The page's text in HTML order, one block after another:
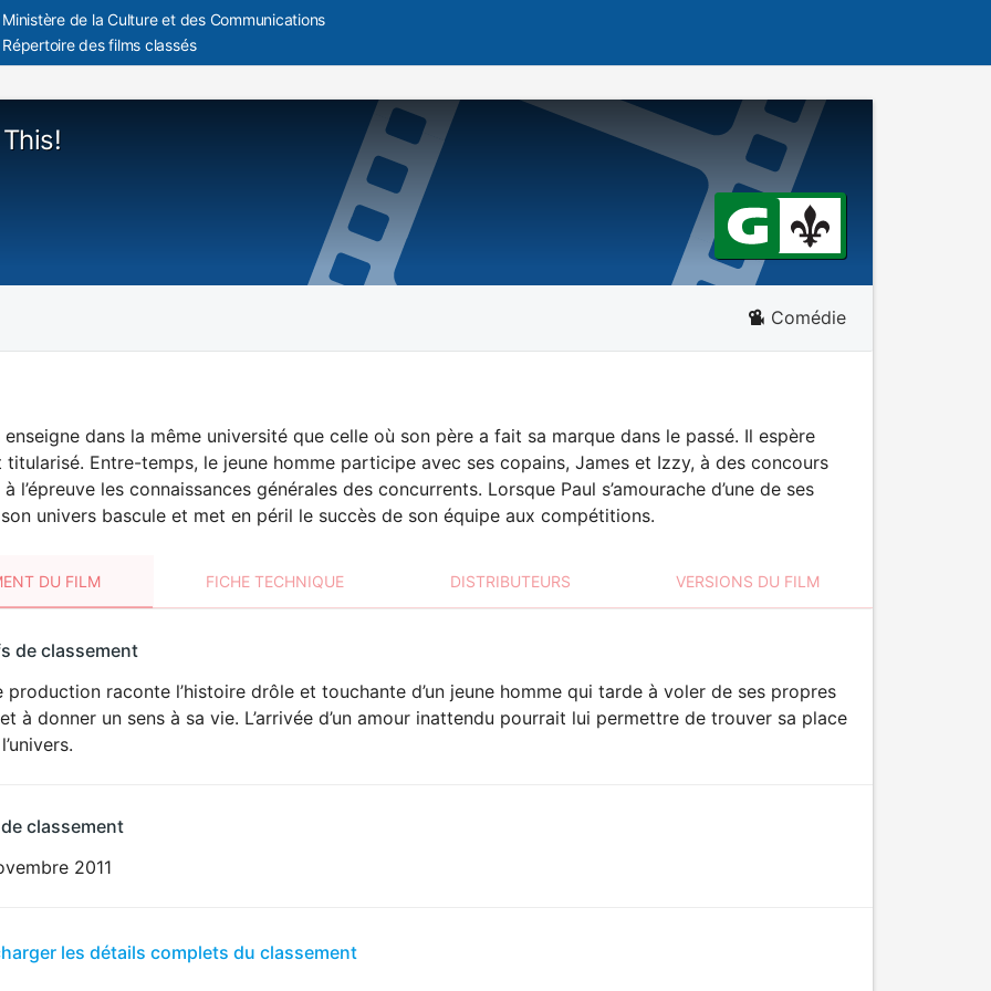
Ministère de la Culture et des Communications
Répertoire des films classés
Comédie
enseigne dans la même université que celle où son père a fait sa marque dans le passé. Il espère
Entre-temps, le jeune homme participe avec ses copains, James et Izzy, à des concours
l’épreuve les connaissances générales des concurrents. Lorsque Paul s’amourache d’une de ses
univers bascule et met en péril le succès de son équipe aux compétitions.
DU FILM FICHE TECHNIQUE DISTRIBUTEURS VERSIONS DU FILM
de classement
production raconte l’histoire drôle et touchante d’un jeune homme qui tarde à voler de ses propres
à donner un sens à sa vie. L’arrivée d’un amour inattendu pourrait lui permettre de trouver sa place
classement
2011
les détails complets du classement